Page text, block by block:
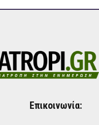
Επικοινωνία: